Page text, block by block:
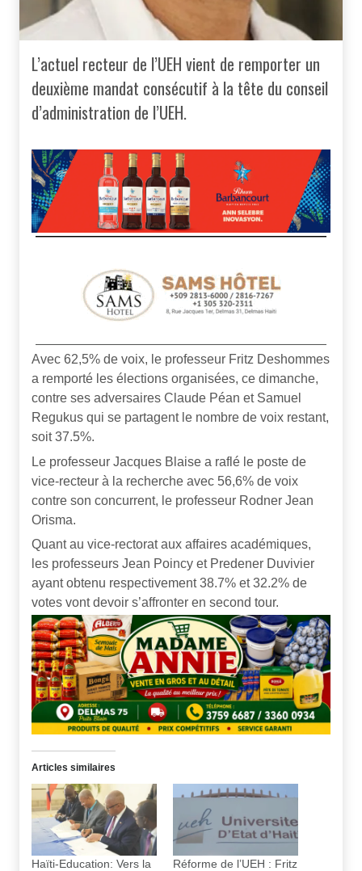
L’actuel recteur de l’UEH vient de remporter un
deuxième mandat consécutif à la tête du conseil
d’administration de l’UEH.
Avec 62,5% de voix, le professeur Fritz Deshommes
a remporté les élections organisées, ce dimanche,
contre ses adversaires Claude Péan et Samuel
Regukus qui se partagent le nombre de voix restant,
soit 37.5%.
Le professeur Jacques Blaise a raflé le poste de
vice-recteur à la recherche avec 56,6% de voix
contre son concurrent, le professeur Rodner Jean
Orisma.
Quant au vice-rectorat aux affaires académiques,
les professeurs Jean Poincy et Predener Duvivier
ayant obtenu respectivement 38.7% et 32.2% de
votes vont devoir s’affronter en second tour.
Articles similaires
Haïti-Education: Vers la
Réforme de l’UEH : Fritz